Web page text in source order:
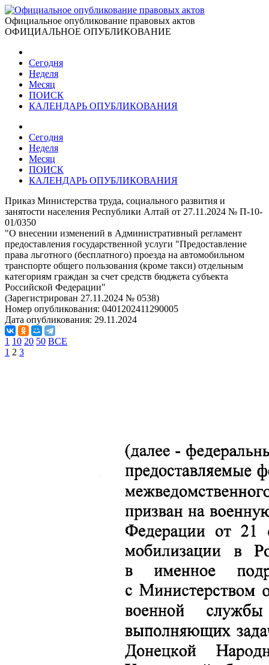
Официальное опубликование правовых актов
ОФИЦИАЛЬНОЕ ОПУБЛИКОВАНИЕ
Сегодня
Неделя
Месяц
ПОИСК
КАЛЕНДАРЬ ОПУБЛИКОВАНИЯ
Сегодня
Неделя
Месяц
ПОИСК
КАЛЕНДАРЬ ОПУБЛИКОВАНИЯ
Приказ Министерства труда, социального развития и
занятости населения Республики Алтай от 27.11.2024 № П-10-
01/0350
"О внесении изменений в Административный регламент
предоставления государственной услуги "Предоставление
права льготного (бесплатного) проезда на автомобильном
транспорте общего пользования (кроме такси) отдельным
категориям граждан за счет средств бюджета субъекта
Российской Федерации"
(Зарегистрирован 27.11.2024 № 0538)
Номер опубликования: 0401202411290005
Дата опубликования: 29.11.2024
1 10 20 50 ВСЕ
1 2 3